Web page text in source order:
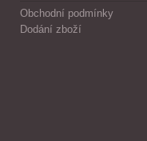
Obchodní podmínky
Dodání zboží